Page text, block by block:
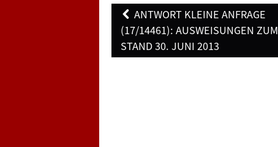
Post
navigation
ANTWORT KLEINE ANFRAGE
(17/14461): AUSWEISUNGEN ZUM
STAND 30. JUNI 2013